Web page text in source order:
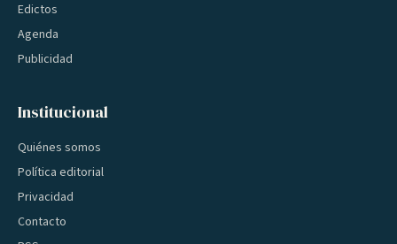
Edictos
Agenda
Publicidad
Institucional
Quiénes somos
Política editorial
Privacidad
Contacto